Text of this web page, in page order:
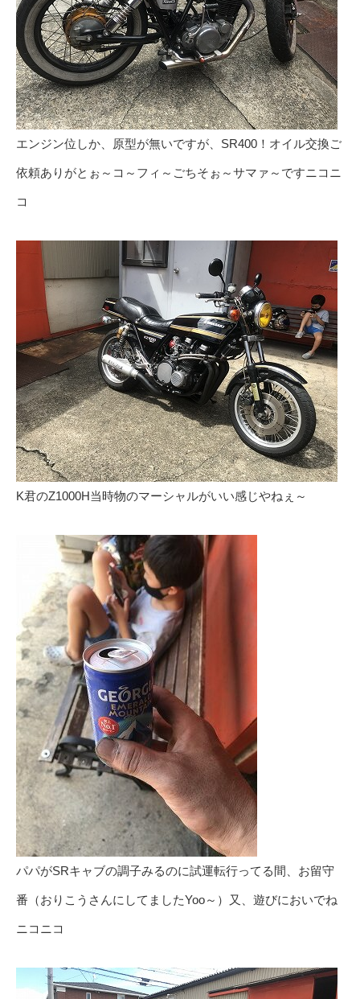
エンジン位しか、原型が無いですが、SR400！オイル交換ご
依頼ありがとぉ～コ～フィ～ごちそぉ～サマァ～ですニコニ
コ
K君のZ1000H当時物のマーシャルがいい感じやねぇ～
パパがSRキャブの調子みるのに試運転行ってる間、お留守
番（おりこうさんにしてましたYoo～）又、遊びにおいでね
ニコニコ